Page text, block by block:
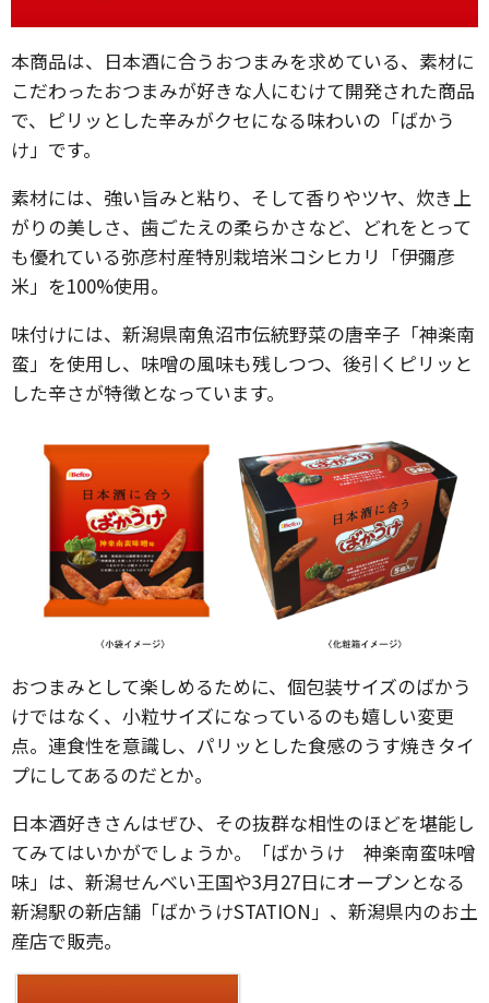
本商品は、日本酒に合うおつまみを求めている、素材に
こだわったおつまみが好きな人にむけて開発された商品
で、ピリッとした辛みがクセになる味わいの「ばかう
け」です。
素材には、強い旨みと粘り、そして香りやツヤ、炊き上
がりの美しさ、歯ごたえの柔らかさなど、どれをとって
も優れている弥彦村産特別栽培米コシヒカリ「伊彌彦
米」を100%使用。
味付けには、新潟県南魚沼市伝統野菜の唐辛子「神楽南
蛮」を使用し、味噌の風味も残しつつ、後引くピリッと
した辛さが特徴となっています。
おつまみとして楽しめるために、個包装サイズのばかう
けではなく、小粒サイズになっているのも嬉しい変更
点。連食性を意識し、パリッとした食感のうす焼きタイ
プにしてあるのだとか。
日本酒好きさんはぜひ、その抜群な相性のほどを堪能し
てみてはいかがでしょうか。「ばかうけ 神楽南蛮味噌
味」は、新潟せんべい王国や3月27日にオープンとなる
新潟駅の新店舗「ばかうけSTATION」、新潟県内のお土
産店で販売。